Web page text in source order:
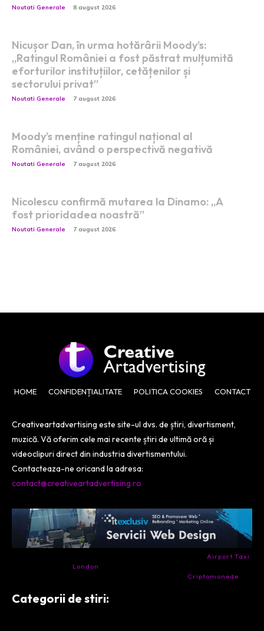
Noutati Generale 8 august 2026
Nicușor Dan, în urma hotărârii Moody’s:
„Ratingul României a fost păstrat mulțumită
eforturilor instituțiilor, cetățenilor și
sectorului privat”
Noutati Generale 7 august 2026
Moody’s menține ratingul național al
României, având o perspectivă negativă
Noutati Generale 7 august 2026
Nicolescu confirmă mutarea la Dinamo: „A
fost prioridadea noastră”
Noutati Generale 7 august 2026
HOME CONFIDENȚIALITATE POLITICA COOKIES CONTACT
Creativeartadvertising este site-ul dvs. de știri, divertisment,
muzică. Vă oferim cele mai recente știri de ultimă oră și
videoclipuri direct din industria divertismentului.
Contacteaza-ne oricand la adresa:
contact@creativeartadvertising.ro
Airport Taxi
London
Criptomonede
Categorii de stiri: